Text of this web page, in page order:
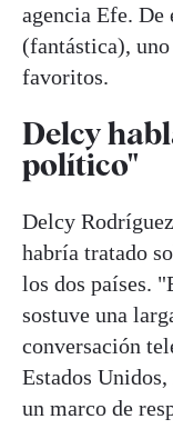
agencia Efe. De
(fantástica),
favoritos.
Delcy
político"
Delcy
habría tratado
los dos países.
sostuve una
conversación
Estados
un marco de